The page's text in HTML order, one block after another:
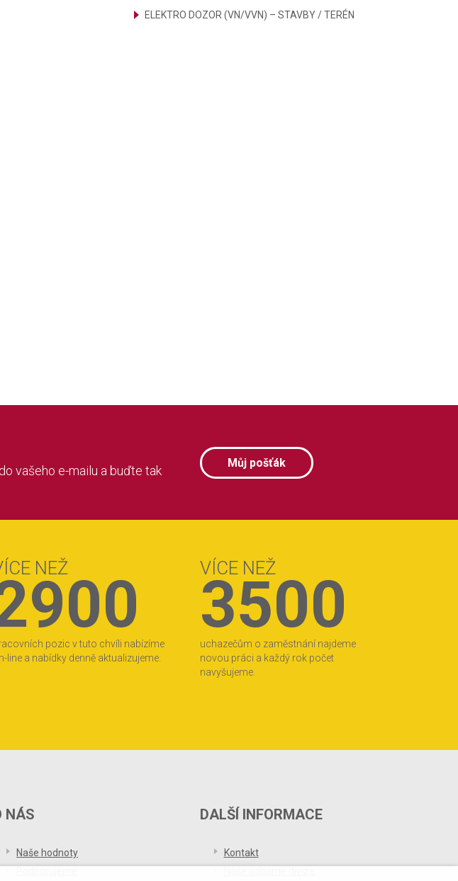
ELEKTRO DOZOR (VN/VVN) – STAVBY / TERÉN
vašeho e-mailu a buďte tak
Můj pošťák
NEŽ
pozic v tuto chvíli nabízíme
line a nabídky denně aktualizujeme.
VÍCE NEŽ
3500
uchazečům o zaměstnání najdeme
novou práci a každý rok počet
navyšujeme.
NÁS
Naše hodnoty
DALŠÍ INFORMACE
Kontakt